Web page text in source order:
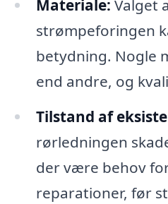
Materiale: Valget
strømpeforingen
betydning. Nogle
end andre, og
Tilstand af
rørledningen
der være behov
reparationer, før